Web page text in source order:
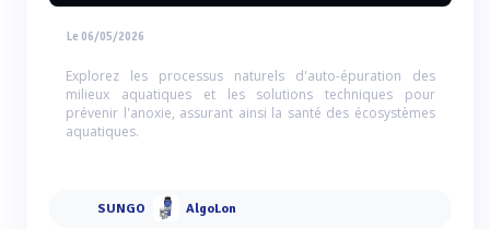
Le 06/05/2026
Explorez les processus naturels d'auto-épuration des
milieux aquatiques et les solutions techniques pour
prévenir l'anoxie, assurant ainsi la santé des écosystèmes
aquatiques.
SUNGO AlgoLon